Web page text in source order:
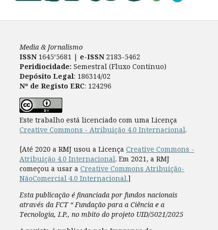
Media & Jornalismo
ISSN 1645‘5681 | e-ISSN2183-5462
Peridiocidade: Semestral (Fluxo Contínuo)
Depósito Legal: 186314/02
Nº de Registo ERC: 124296
Este trabalho está licenciado com uma Licença
Creative Commons - Atribuição 4.0 Internacional.
[Até 2020 a RMJ usou a Licença Creative Commons -
Atribuição 4.0 Internacional. Em 2021, a RMJ
começou a usar a Creative Commons Atribuição-
NãoComercial 4.0 Internacional.]
Esta publicação é financiada por fundos nacionais
através da FCT “ Fundação para a Ciência e a
Tecnologia, I.P., no mbito do projeto UID/5021/2025